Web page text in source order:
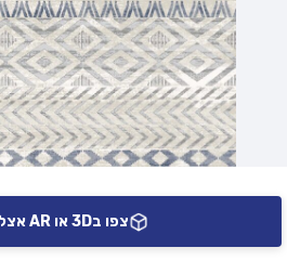
צפו ב3D או AR אצלכם בבית